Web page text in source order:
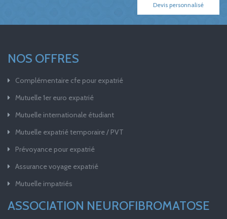
Devis personnalisé
NOS OFFRES
Complémentaire cfe pour expatrié
Mutuelle 1er euro expatrié
Mutuelle internationale étudiant
Mutuelle expatrié temporaire / PVT
Prévoyance pour expatrié
Assurance voyage expatrié
Mutuelle impatriés
ASSOCIATION NEUROFIBROMATOSE